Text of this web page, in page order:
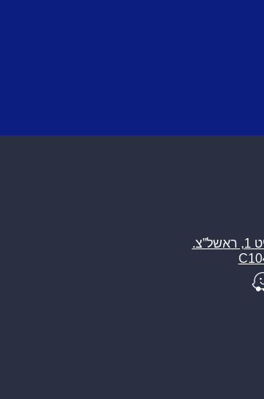
רח’ אברהם בומה שביט 1, ראשל”צ.